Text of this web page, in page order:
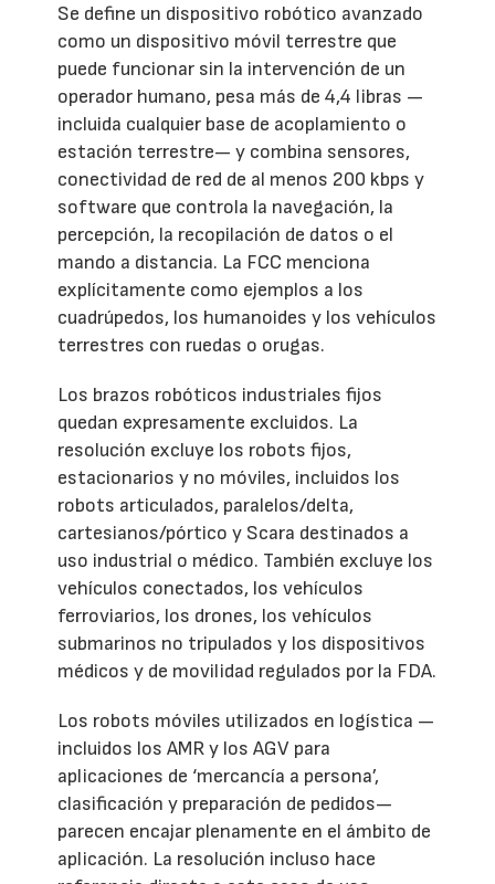
Se define un dispositivo robótico avanzado
como un dispositivo móvil terrestre que
puede funcionar sin la intervención de un
operador humano, pesa más de 4,4 libras —
incluida cualquier base de acoplamiento o
estación terrestre— y combina sensores,
conectividad de red de al menos 200 kbps y
software que controla la navegación, la
percepción, la recopilación de datos o el
mando a distancia. La FCC menciona
explícitamente como ejemplos a los
cuadrúpedos, los humanoides y los vehículos
terrestres con ruedas o orugas.
Los brazos robóticos industriales fijos
quedan expresamente excluidos. La
resolución excluye los robots fijos,
estacionarios y no móviles, incluidos los
robots articulados, paralelos/delta,
cartesianos/pórtico y Scara destinados a
uso industrial o médico. También excluye los
vehículos conectados, los vehículos
ferroviarios, los drones, los vehículos
submarinos no tripulados y los dispositivos
médicos y de movilidad regulados por la FDA.
Los robots móviles utilizados en logística —
incluidos los AMR y los AGV para
aplicaciones de ‘mercancía a persona’,
clasificación y preparación de pedidos—
parecen encajar plenamente en el ámbito de
aplicación. La resolución incluso hace